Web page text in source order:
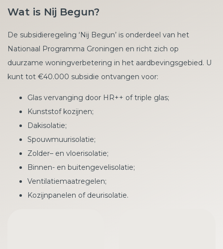
Wat is Nij Begun?
De subsidieregeling ‘Nij Begun’ is onderdeel van het
Nationaal Programma Groningen en richt zich op
duurzame woningverbetering in het aardbevingsgebied. U
kunt tot €40.000 subsidie ontvangen voor:
Glas vervanging door HR++ of triple glas;
Kunststof kozijnen;
Dakisolatie;
Spouwmuurisolatie;
Zolder– en vloerisolatie;
Binnen- en buitengevelisolatie;
Ventilatiemaatregelen;
Kozijnpanelen of deurisolatie.